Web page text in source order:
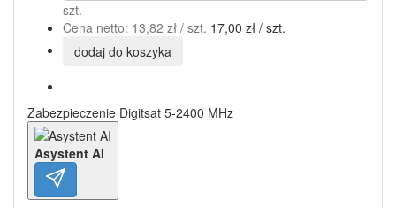
szt.
Cena netto: 13,82 zł / szt. 17,00 zł / szt.
dodaj do koszyka
Zabezpieczenie Digitsat 5-2400 MHz
Asystent AI